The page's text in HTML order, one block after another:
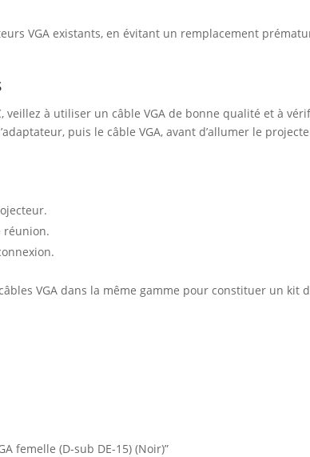
VGA existants, en évitant un remplacement
veillez à utiliser un câble VGA de bonne qualité et à
puis le câble VGA, avant d’allumer le
réunion.
VGA dans la même gamme pour constituer un kit
femelle (D-sub DE-15) (Noir)”